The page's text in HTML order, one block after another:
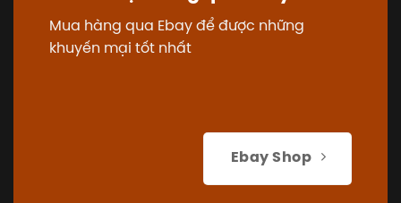
Mua hàng qua Ebay để được những
khuyến mại tốt nhất
Ebay Shop